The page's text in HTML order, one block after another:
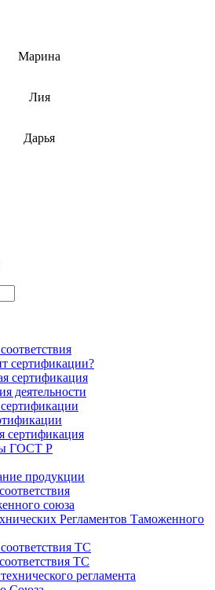
Марина
Лия
Дарья
сертификации?
сертификация
деятельности
сертификация
ГОСТ Р
продукции
союза
Регламентов Таможенного
ТС
ТС
регламента